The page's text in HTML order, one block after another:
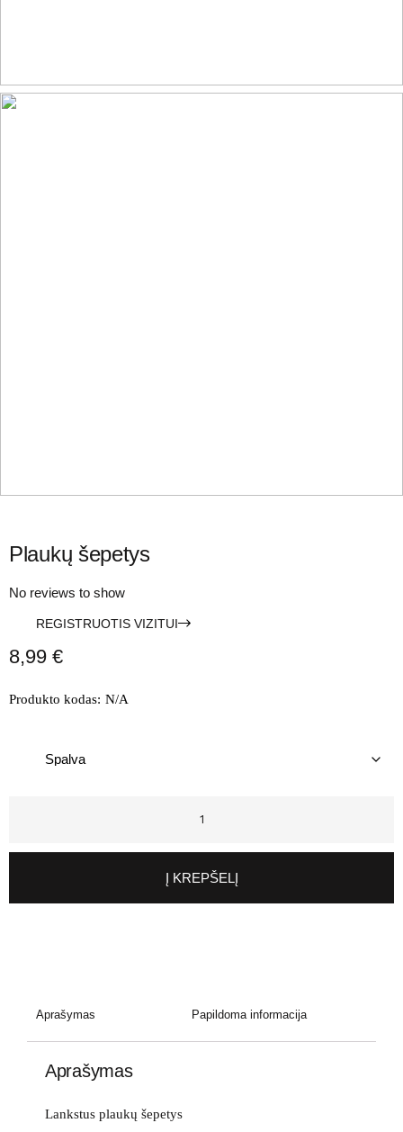
Plaukų šepetys
No reviews to show
REGISTRUOTIS VIZITUI
8,99 €
Produkto kodas: N/A
Į KREPŠELĮ
Aprašymas Papildoma informacija
Aprašymas
Lankstus plaukų šepetys